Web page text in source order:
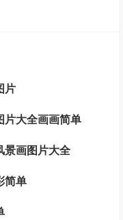
片
片大全画画简单
景画图片大全
简单